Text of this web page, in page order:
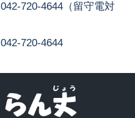
042-720-4644（留守電対
042-720-4644